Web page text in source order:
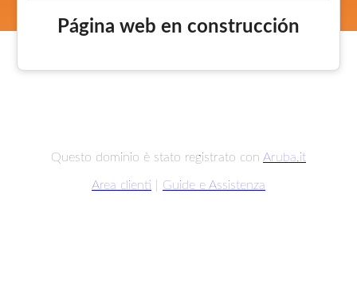
Página web en construcción
Questo dominio è stato registrato con Aruba.it
Area clienti Guide e Assistenza